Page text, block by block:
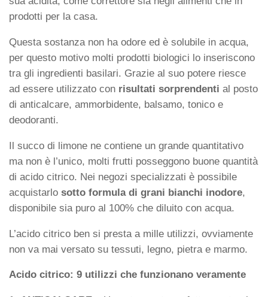
prodotti per la casa.
Questa sostanza non ha odore ed è solubile in acqua,
per questo motivo molti prodotti biologici lo inseriscono
tra gli ingredienti basilari. Grazie al suo potere riesce
ad essere utilizzato con risultati sorprendenti al posto
di anticalcare, ammorbidente, balsamo, tonico e
deodoranti.
Il succo di limone ne contiene un grande quantitativo
ma non è l’unico, molti frutti posseggono buone quantità
di acido citrico. Nei negozi specializzati è possibile
acquistarlo sotto formula di grani bianchi inodore,
disponibile sia puro al 100% che diluito con acqua.
L’acido citrico ben si presta a mille utilizzi, ovviamente
non va mai versato su tessuti, legno, pietra e marmo.
Acido citrico: 9 utilizzi che funzionano veramente